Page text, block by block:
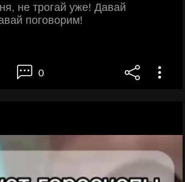
не трогай уже! Давай
поговорим!
0